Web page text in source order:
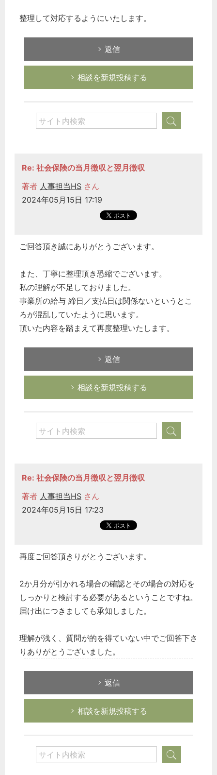
整理して対応するようにいたします。
返信
相談を新規投稿する
Re: 社会保険の当月徴収と翌月徴収
著者 人事担当HS さん
2024年05月15日 17:19
ご回答頂き誠にありがとうございます。
また、丁寧に整理頂き恐縮でございます。
私の理解が不足しておりました。
事業所の給与 締日／支払日は関係ないというとこ
ろが混乱していたように思います。
頂いた内容を踏まえて再度整理いたします。
返信
相談を新規投稿する
Re: 社会保険の当月徴収と翌月徴収
著者 人事担当HS さん
2024年05月15日 17:23
再度ご回答頂きりがとうございます。
2か月分が引かれる場合の確認とその場合の対応を
しっかりと検討する必要があるということですね。
届け出につきましても承知しました。
理解が浅く、質問が的を得ていない中でご回答下さ
りありがとうございました。
返信
相談を新規投稿する